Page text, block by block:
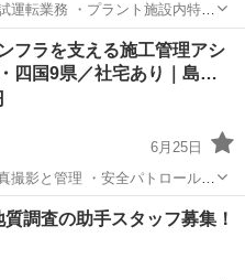
転業務 ・プラント施設内特別
時の試運転（現場対応） ・プ
おける通水作動試験及び配管フ
フラを支える施工管理アシ
四国9県／社宅あり｜島…
6月25日
による図面修正（基礎から研修あり） ※力仕事なし／入社後2週...
験
質調査の助手スタッフ募集！